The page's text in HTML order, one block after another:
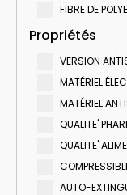
FIBRE DE
Propriétés
VERSION
MATÉRIEL
MATÉRIEL
QUALITE'
QUALITE'
AUTO-